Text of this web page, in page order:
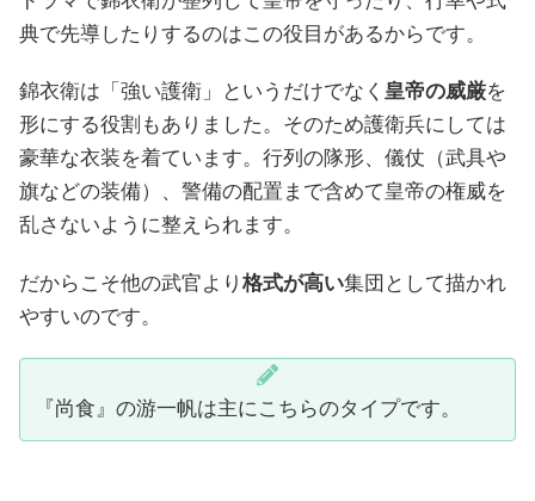
典で先導したりするのはこの役目があるからです。
錦衣衛は「強い護衛」というだけでなく 皇帝の威厳を
形にする役割もありました。そのため護衛兵にしては
豪華な衣装を着ています。行列の隊形、儀仗（武具や
旗などの装備）、警備の配置まで含めて皇帝の権威を
乱さないように整えられます。
だからこそ他の武官より 格式が高い集団として描かれ
やすいのです。
『尚食』の游一帆は主にこちらのタイプです。